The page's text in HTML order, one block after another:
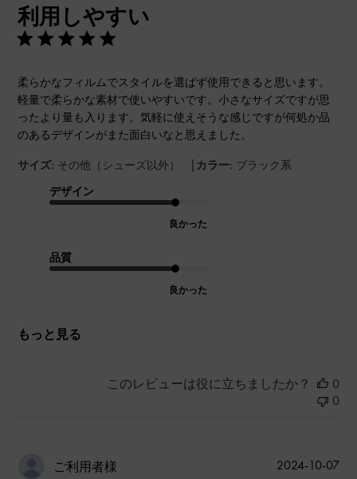
利用しやすい
柔らかなフィルムでスタイルを選ばず使用できると思います。
軽量で柔らかな素材で使いやすいです。小さなサイズですが思
ったより量も入ります。気軽に使えそうな感じですが何処か品
のあるデザインがまた面白いなと思えました。
サイズ: その他（シューズ以外） | カラー: ブラック系
デザイン
良かった
品質
良かった
もっと見る
このレビューは役に立ちましたか？
0
0
ご利用者様
公
2024-10-07